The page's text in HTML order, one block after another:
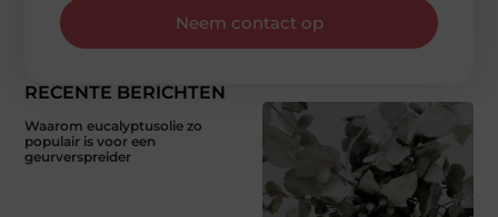
RECENTE BERICHTEN
Waarom eucalyptusolie zo
populair is voor een
geurverspreider
Neem contact op